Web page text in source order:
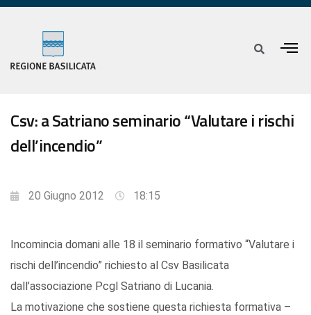
Csv: a Satriano seminario “Valutare i rischi
dell’incendio”
20 Giugno 2012 18:15
Incomincia domani alle 18 il seminario formativo “Valutare i
rischi dell’incendio” richiesto al Csv Basilicata
dall’associazione Pcgl Satriano di Lucania.
La motivazione che sostiene questa richiesta formativa –